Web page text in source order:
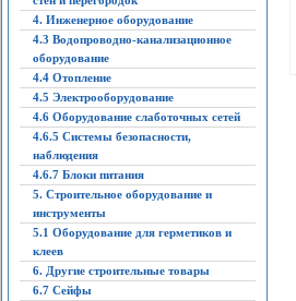
4. Инженерное оборудование
4.3 Водопроводно-канализационное
оборудование
4.4 Отопление
4.5 Электрооборудование
4.6 Оборудование слаботочных сетей
4.6.5 Системы безопасности,
наблюдения
4.6.7 Блоки питания
5. Строительное оборудование и
инструменты
5.1 Оборудование для герметиков и
клеев
6. Другие строительные товары
6.7 Сейфы